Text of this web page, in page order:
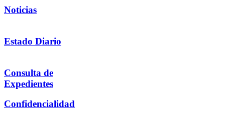
Noticias
Estado Diario
Consulta de
Expedientes
Confidencialidad